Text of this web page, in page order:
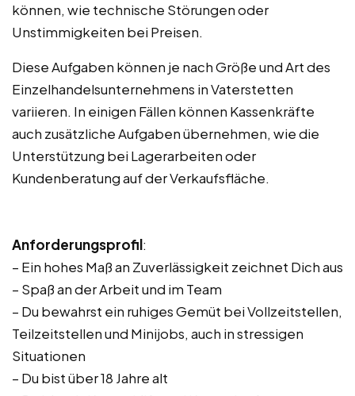
können, wie technische Störungen oder
Unstimmigkeiten bei Preisen.
Diese Aufgaben können je nach Größe und Art des
Einzelhandelsunternehmens in Vaterstetten
variieren. In einigen Fällen können Kassenkräfte
auch zusätzliche Aufgaben übernehmen, wie die
Unterstützung bei Lagerarbeiten oder
Kundenberatung auf der Verkaufsfläche.
Anforderungsprofil:
– Ein hohes Maß an Zuverlässigkeit zeichnet Dich aus
– Spaß an der Arbeit und im Team
– Du bewahrst ein ruhiges Gemüt bei Vollzeitstellen,
Teilzeitstellen und Minijobs, auch in stressigen
Situationen
– Du bist über 18 Jahre alt